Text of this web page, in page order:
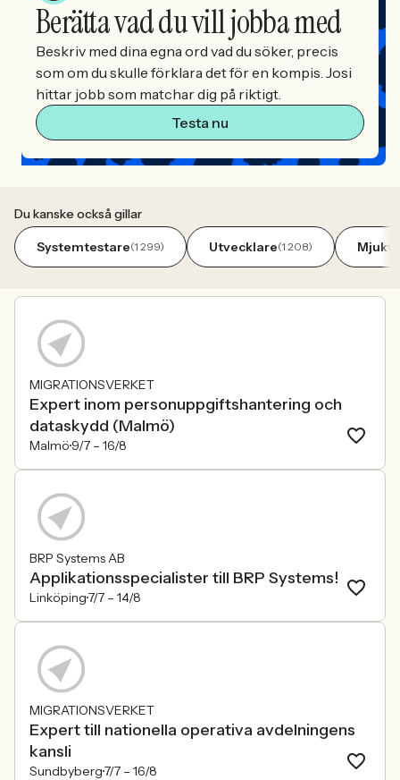
Berätta vad du vill jobba med
Beskriv med dina egna ord vad du söker, precis
som om du skulle förklara det för en kompis. Josi
hittar jobb som matchar dig på riktigt.
Testa nu
Du kanske också gillar
Systemtestare(1 299) Utvecklare(1 208)
MIGRATIONSVERKET
Expert inom personuppgiftshantering och
dataskydd (Malmö)
Malmö 9/7 – 16/8
BRP Systems AB
Applikationsspecialister till BRP Systems!
Linköping7/7 – 14/8
MIGRATIONSVERKET
Expert till nationella operativa avdelningens
kansli
Sundbyberg7/7 – 16/8